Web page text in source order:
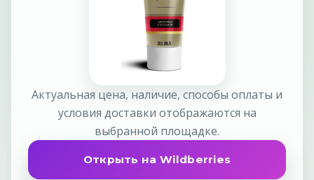
Актуальная цена, наличие, способы оплаты и
условия доставки отображаются на
выбранной площадке.
Открыть на Wildberries